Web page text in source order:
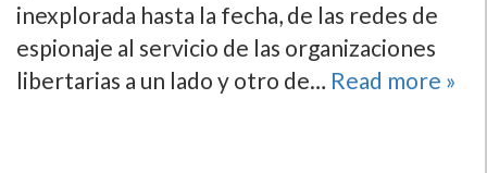
inexplorada hasta la fecha, de las redes de
espionaje al servicio de las organizaciones
libertarias a un lado y otro de… Read more »